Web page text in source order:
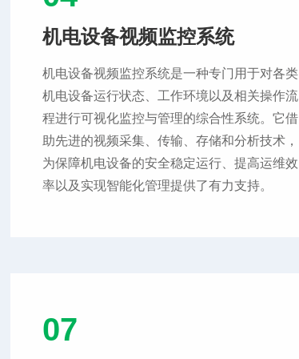
机电设备视频监控系统
机电设备视频监控系统是一种专门用于对各类
机电设备运行状态、工作环境以及相关操作流
程进行可视化监控与管理的综合性系统。它借
助先进的视频采集、传输、存储和分析技术，
为保障机电设备的安全稳定运行、提高运维效
率以及实现智能化管理提供了有力支持。
07